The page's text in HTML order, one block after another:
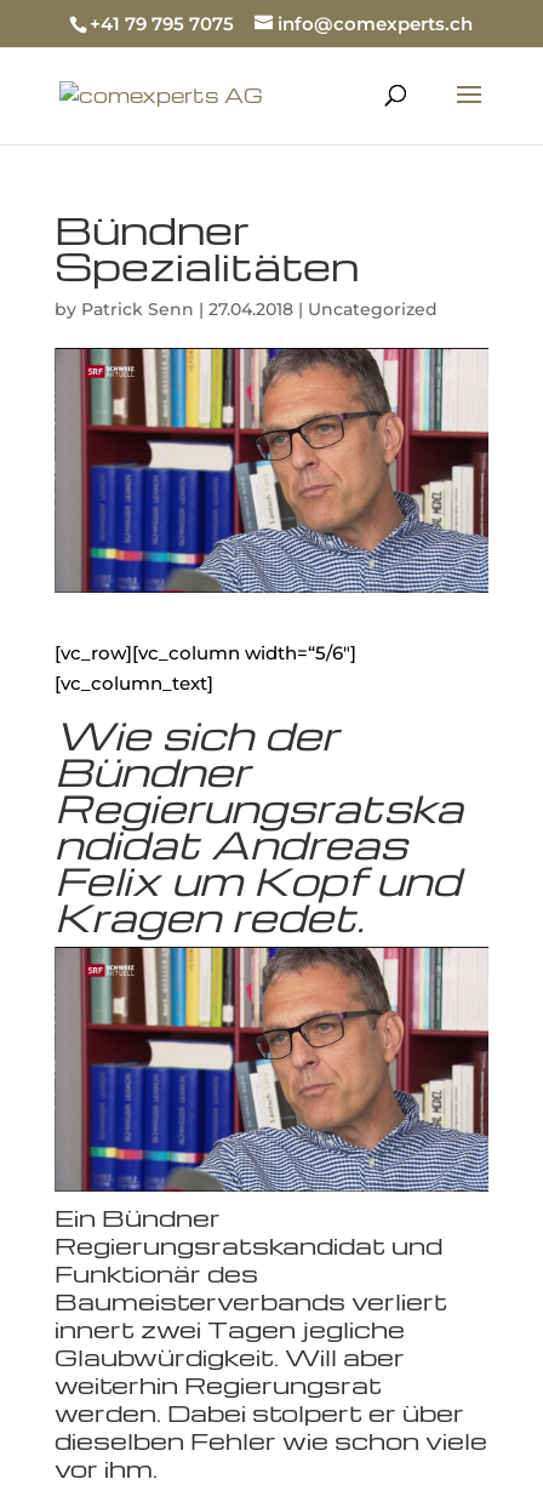
+41 79 795 7075 info@comexperts.ch
Bündner
Spezialitäten
by Patrick Senn | 27.04.2018| Uncategorized
[vc_row][vc_column width=“5/6″]
[vc_column_text]
Wie sich der
Bündner
Regierungsratska
ndidat Andreas
Felix um Kopf und
Kragen redet.
Ein Bündner
Regierungsratskandidat und
Funktionär des
Baumeisterverbands verliert
innert zwei Tagen jegliche
Glaubwürdigkeit. Will aber
weiterhin Regierungsrat
werden. Dabei stolpert er über
dieselben Fehler wie schon viele
vor ihm.